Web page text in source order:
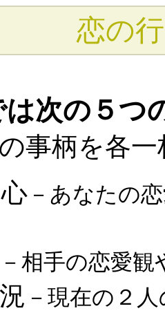
恋の
は次の５つ
事柄を各
－あなたの
－相手の恋愛
－現在の２